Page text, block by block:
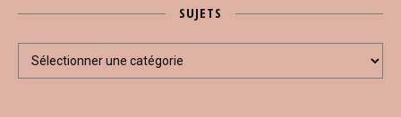
SUJETS
Sujets